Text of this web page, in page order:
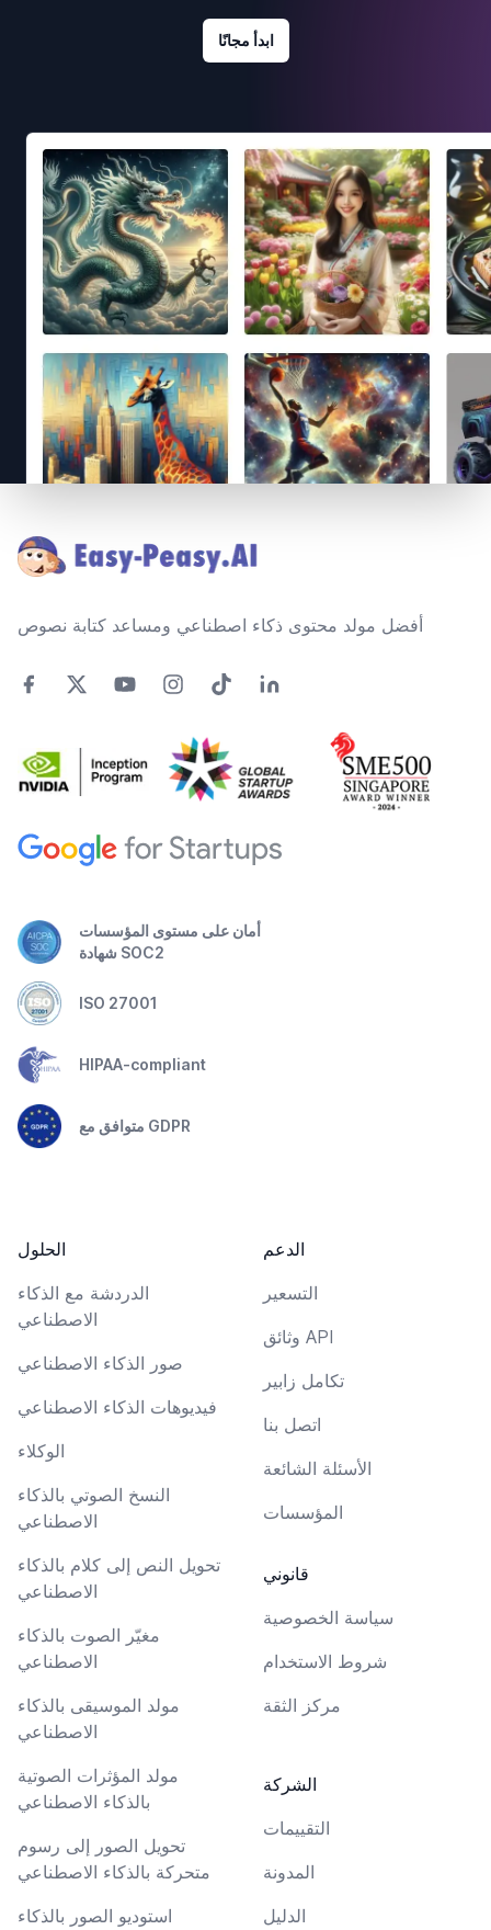
ابدأ مجانًا
أفضل مولد محتوى ذكاء اصطناعي ومساعد كتابة نصوص
أمان على مستوى المؤسسات
شهادة SOC2
ISO 27001
HIPAA-compliant
متوافق مع GDPR
الحلول
الدردشة مع الذكاء
الاصطناعي
صور الذكاء الاصطناعي
فيديوهات الذكاء الاصطناعي
الوكلاء
النسخ الصوتي بالذكاء
الاصطناعي
تحويل النص إلى كلام بالذكاء
الاصطناعي
مغيّر الصوت بالذكاء
الاصطناعي
مولد الموسيقى بالذكاء
الاصطناعي
مولد المؤثرات الصوتية
بالذكاء الاصطناعي
تحويل الصور إلى رسوم
متحركة بالذكاء الاصطناعي
استوديو الصور بالذكاء
الدعم
التسعير
وثائق API
تكامل زابير
اتصل بنا
الأسئلة الشائعة
المؤسسات
قانوني
سياسة الخصوصية
شروط الاستخدام
مركز الثقة
الشركة
التقييمات
المدونة
الدليل